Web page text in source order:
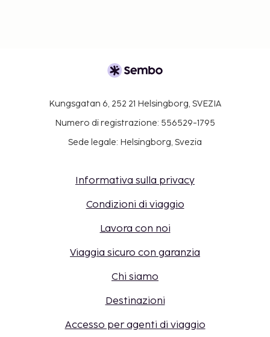
Kungsgatan 6, 252 21 Helsingborg, SVEZIA
Numero di registrazione: 556529-1795
Sede legale: Helsingborg, Svezia
Informativa sulla privacy
Condizioni di viaggio
Lavora con noi
Viaggia sicuro con garanzia
Chi siamo
Destinazioni
Accesso per agenti di viaggio